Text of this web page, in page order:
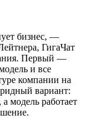
бизнес, —
ГигаЧат
Первый —
и все
компании на
вариант:
модель работает